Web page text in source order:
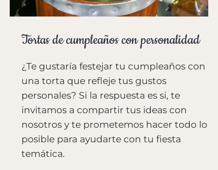
Tortas de cumpleaños con personalidad
¿Te gustaría festejar tu cumpleaños con
una torta que refleje tus gustos
personales? Si la respuesta es si, te
invitamos a compartir tus ideas con
nosotros y te prometemos hacer todo lo
posible para ayudarte con tu fiesta
temática.